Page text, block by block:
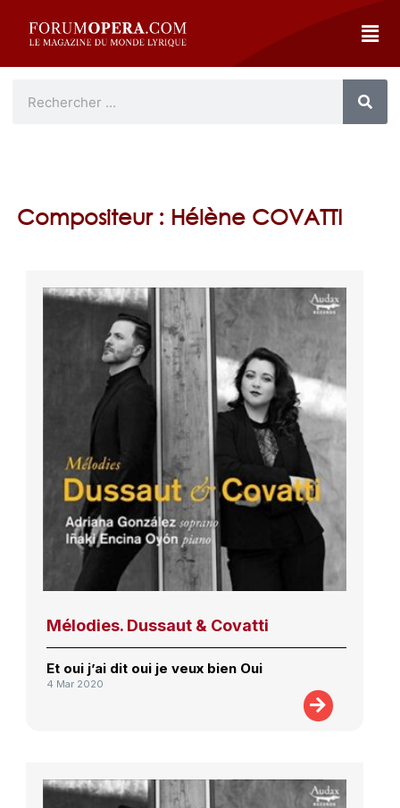
Compositeur : Hélène COVATTI
Mélodies. Dussaut & Covatti
Et oui j’ai dit oui je veux bien Oui
4 Mar 2020